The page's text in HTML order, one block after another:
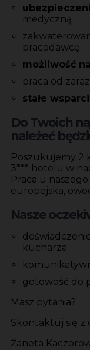
medyczną
pracodawcę
możliwość
praca od zaraz
stałe
Do Twoich
należeć
Poszukujemy 2
3*** hotelu w
Praca u
europejska,
Nasze
kucharza
gotowość do
Masz pytania?
Skontaktuj się z
Żaneta